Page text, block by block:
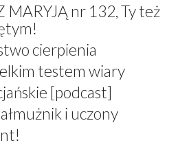
MARYJĄ nr 132, Ty też
cierpienia
testem wiary
[podcast]
i uczony